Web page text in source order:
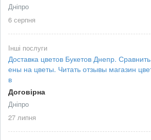
Дніпро
6 серпня
Інші послуги
Доставка цветов Букетов Днепр.
ены на цветы. Читать отзывы магазин
в
Договірна
Дніпро
27 липня